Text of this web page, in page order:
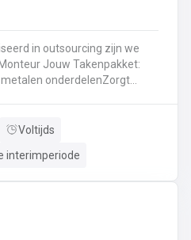
in outsourcing zijn we
onderdelenZorgt
lastechniek toe
Voltijds
interimperiode